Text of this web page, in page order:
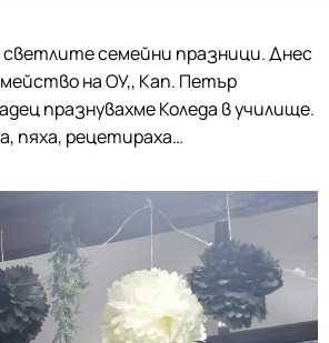
семейни празници. Днес
на ОУ,, Кап. Петър
празнувахме Коледа в училище.
пяха, рецетираха…